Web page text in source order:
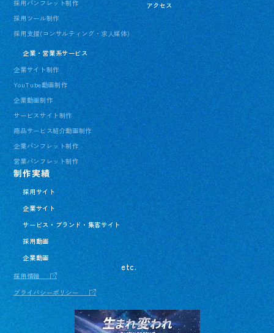
採用パンフレット制作
採用ツール制作
採用支援(コンサルティング・求人媒体)
企業・営業系サービス
企業サイト制作
YouTube動画制作
企業動画制作
サービスサイト制作
商品サービス紹介動画制作
企業パンフレット制作
営業パンフレット制作
アクセス
制作実績
採用サイト
企業サイト
サービス・ブランド・集客サイト
採用動画
企業動画
etc.
採用情報
プライバシーポリシー